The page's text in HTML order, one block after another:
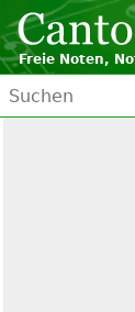
Freie Noten,